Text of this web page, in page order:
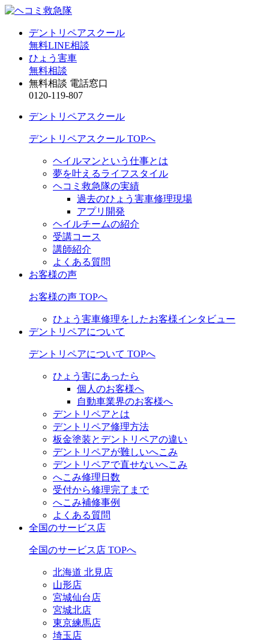
デントリペアスクール
無料LINE相談
ひょう害車
無料相談
無料相談 電話窓口
0120-119-807
デントリペアスクール
デントリペアスクール TOPへ
ヘイルマンという仕事とは
夢を叶えるライフスタイル
ヘコミ救急隊の実績
過去のひょう害車修理現場
アプリ開発
ヘイルチームの紹介
受講コース
講師紹介
よくある質問
お客様の声
お客様の声 TOPへ
ひょう害車修理をしたお客様インタビュー
デントリペアについて
デントリペアについて TOPへ
ひょう害にあったら
個人のお客様へ
自動車業界のお客様へ
デントリペアとは
デントリペア修理方法
板金塗装とデントリペアの違い
デントリペアが難しいへこみ
デントリペアで直せないへこみ
へこみ修理日数
受付から修理完了まで
へこみ補修事例
よくある質問
全国のサービス店
全国のサービス店 TOPへ
北海道 北見店
山形店
宮城仙台店
宮城北店
東京練馬店
埼玉店